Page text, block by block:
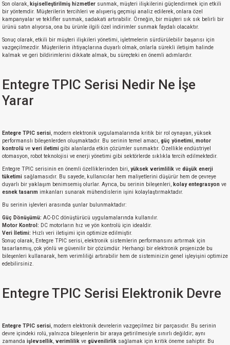
Son olarak, kişiselleştirilmiş hizmetler sunmak, müşteri ilişkilerini güçlendirmek için etkili
bir yöntemdir. Müşterilerin tercihleri ve alışveriş geçmişi analiz edilerek, onlara özel
kampanyalar ve teklifler sunmak, sadakati artırabilir. Örneğin, bir müşteri sık sık belirli bir
ürünü satın alıyorsa, ona bu ürünle ilgili özel indirimler sunmak faydalı olacaktır.
Sonuç olarak, etkili bir müşteri ilişkileri yönetimi, işletmelerin sürdürülebilir başarısı için
vazgeçilmezdir. Müşterilerin ihtiyaçlarına duyarlı olmak, onlarla sürekli iletişim halinde
kalmak ve geri bildirimlerini dikkate almak, bu süreçteki en önemli adımlardır.
Entegre TPIC Serisi Nedir Ne İşe
Yarar
Entegre TPIC serisi , modern elektronik uygulamalarında kritik bir rol oynayan, yüksek
performanslı bileşenlerden oluşmaktadır. Bu serinin temel amacı, güç yönetimi motor
kontrolü ve veri iletimi gibi alanlarda etkin çözümler sunmaktır. Özellikle endüstriyel
otomasyon, robot teknolojisi ve enerji yönetimi gibi sektörlerde sıklıkla tercih edilmektedir.
Entegre TPIC serisinin en önemli özelliklerinden biri, yüksek verimlilik ve düşük enerji
tüketimi sağlamasıdır. Bu sayede, kullanıcılar hem maliyetlerini düşürür hem de çevreye
duyarlı bir yaklaşım benimsemiş olurlar. Ayrıca, bu serinin bileşenleri,
kolay entegrasyon ve
esnek tasarım imkanları sunarak mühendislerin işini kolaylaştırmaktadır.
Bu serinin işlevleri arasında şunlar bulunmaktadır:
Güç Dönüşümü: AC-DC dönüştürücü uygulamalarında kullanılır.
Motor Kontrol: DC motorların hız ve yön kontrolü için idealdir.
Veri İletimi: Hızlı veri iletişimi için optimize edilmiştir.
Sonuç olarak, Entegre TPIC serisi, elektronik sistemlerin performansını artırmak için
tasarlanmış, çok yönlü ve güvenilir bir çözümdür. Herhangi bir elektronik projenizde bu
bileşenleri kullanarak, hem verimliliği artırabilir hem de sisteminizin genel işleyişini optimize
edebilirsiniz.
Entegre TPIC Serisi Elektronik Devre
Entegre TPIC serisi , modern elektronik devrelerin vazgeçilmez bir parçasıdır. Bu serinin
devre içindeki rolü, yalnızca bileşenlerin bir araya getirilmesiyle sınırlı değildir; aynı
zamanda işlevsellik verimlilik ve güvenilirlik sağlamak için kritik öneme sahiptir. Bu